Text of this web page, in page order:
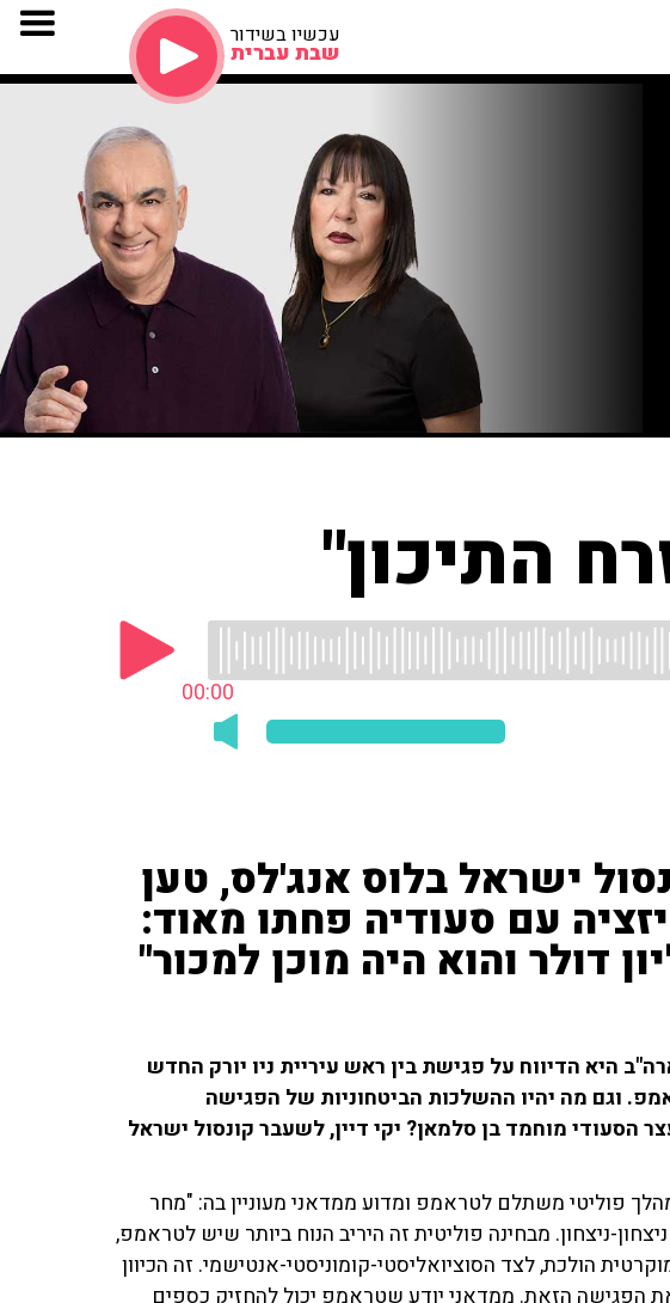
עכשיו בשידור
שבת עברית
התיכון"
00:00
ישראל בלוס אנג'לס, טען
עם סעודיה פחתו מאוד:
דולר והוא היה מוכן למכור"
היא הדיווח על פגישת בין ראש עיריית ניו יורק החדש
וגם מה יהיו ההשלכות הביטחוניות של הפגישה
הסעודי מוחמד בן סלמאן? יקי דיין, לשעבר קונסול ישראל
פוליטי משתלם לטראמפ ומדוע ממדאני מעוניין בה: "מחר
ניצחון. מבחינה פוליטית זה היריב הנוח ביותר שיש לטראמפ,
הולכת, לצד הסוציואליסטי-קומוניסטי-אנטישמי. זה הכיוון
הפגישה הזאת. ממדאני יודע שטראמפ יכול להחזיק כספים